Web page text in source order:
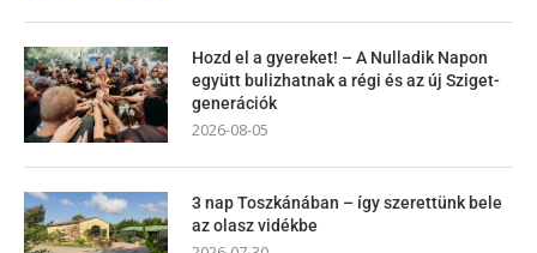
Hozd el a gyereket! – A Nulladik Napon
együtt bulizhatnak a régi és az új Sziget-
generációk
2026-08-05
3 nap Toszkánában – így szerettünk bele
az olasz vidékbe